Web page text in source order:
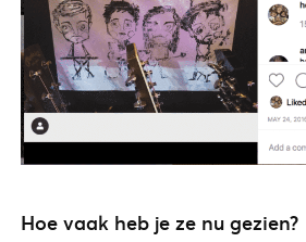
Hoe vaak heb je ze nu gezien?